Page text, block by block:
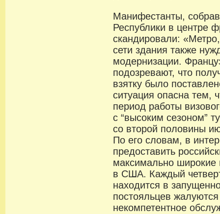
Манифестанты,
Республики в центре
скандировали:
сети здания также
модернизации.
подозревают, что
взятку было
ситуация опасна тем,
период работы
с “высоким сезоном”
со второй половины
По его словам, в
предоставить
максимально широкие
в США. Каждый
находится в
постояльцев
некомпетентное